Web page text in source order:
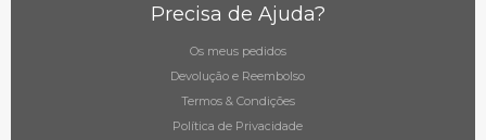
Precisa de Ajuda?
Os meus pedidos
Devolução e Reembolso
Termos & Condições
Política de Privacidade